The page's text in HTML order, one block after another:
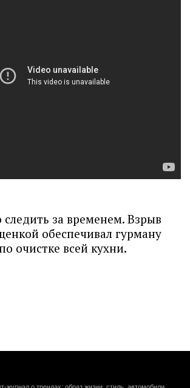
следить за временем. Взрыв
обеспечивал гурману
очистке всей кухни.